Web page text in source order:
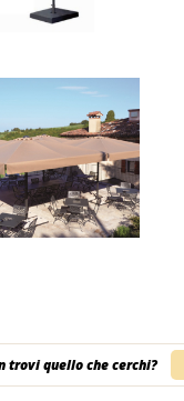
trovi quello che cerchi?